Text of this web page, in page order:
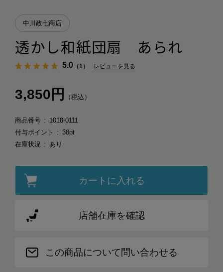
中川政七商店
透かし和紙団扇 あられ
5.0（1） レビューを見る
3,850円 （税込）
商品番号
1018-0111
付与ポイント
38pt
在庫状況
あり
カートに入れる
店舗在庫を確認
この商品について問い合わせる